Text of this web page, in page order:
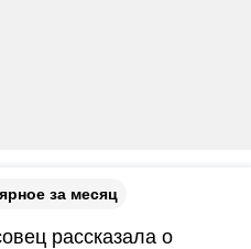
за месяц
рассказала о